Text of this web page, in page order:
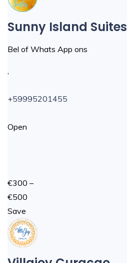
Sunny Island Suites
Bel of Whats App ons
+59995201455
Open
€300 –
€500
Save